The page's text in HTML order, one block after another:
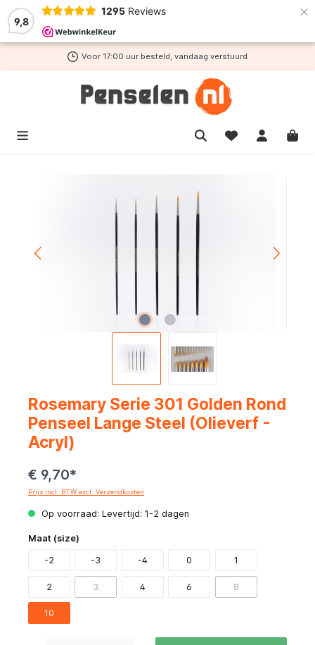
9,8
1295 Reviews ×
hoofdinhoud
Voor 17:00 uur besteld, vandaag verstuurd
Rosemary Serie 301 Golden Rond
Penseel Lange Steel (Olieverf -
Acryl)
€ 9,70*
Prijs incl. BTW excl. Verzendkosten
Op voorraad: Levertijd: 1-2 dagen
Maat (size)
-2 -3 -4 0 1
2 3 4 6 8
10